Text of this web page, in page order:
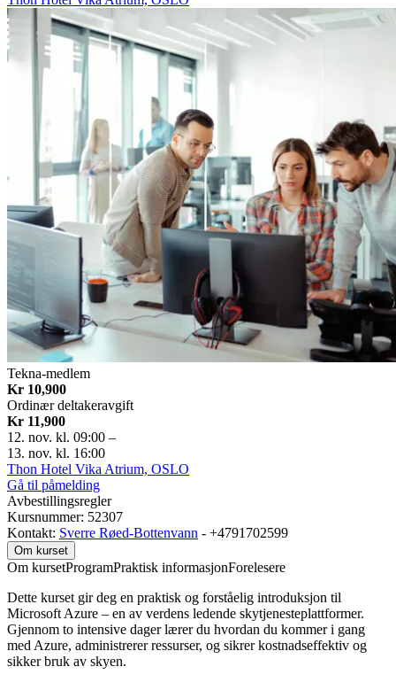
Tekna-medlem
Kr 10,900
Ordinær deltakeravgift
Kr 11,900
12. nov. kl. 09:00 –
13. nov. kl. 16:00
Thon Hotel Vika Atrium, OSLO
Gå til påmelding
Avbestillingsregler
Kursnummer: 52307
Kontakt: Sverre Røed-Bottenvann - +4791702599
Om kurset
Om kursetProgramPraktisk informasjonForelesere
Dette kurset gir deg en praktisk og forståelig introduksjon til
Microsoft Azure – en av verdens ledende skytjenesteplattformer.
Gjennom to intensive dager lærer du hvordan du kommer i gang
med Azure, administrerer ressurser, og sikrer kostnadseffektiv og
sikker bruk av skyen.